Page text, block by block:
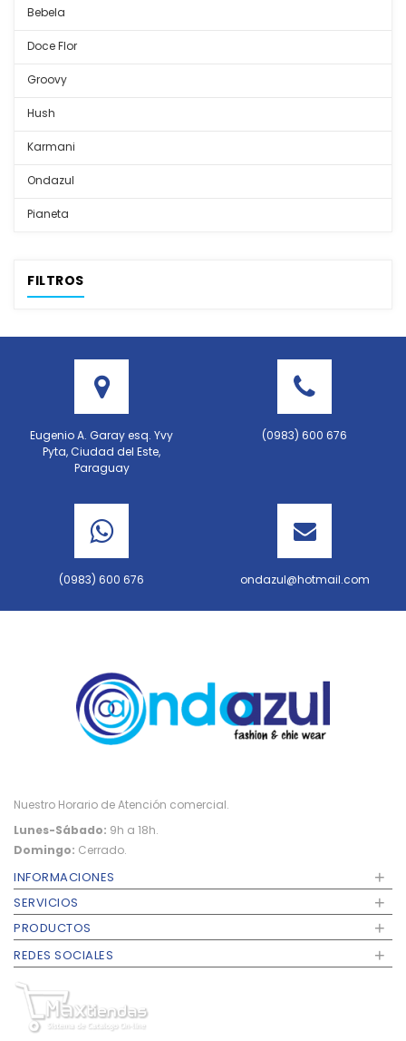
Bebela
Doce Flor
Groovy
Hush
Karmani
Ondazul
Pianeta
FILTROS
Eugenio A. Garay esq. Yvy
Pyta, Ciudad del Este,
Paraguay
(0983) 600 676
(0983) 600 676 ondazul@hotmail.com
Nuestro Horario de Atención comercial.
Lunes-Sábado: 9h a 18h.
Domingo: Cerrado.
INFORMACIONES +
SERVICIOS +
PRODUCTOS +
REDES SOCIALES +